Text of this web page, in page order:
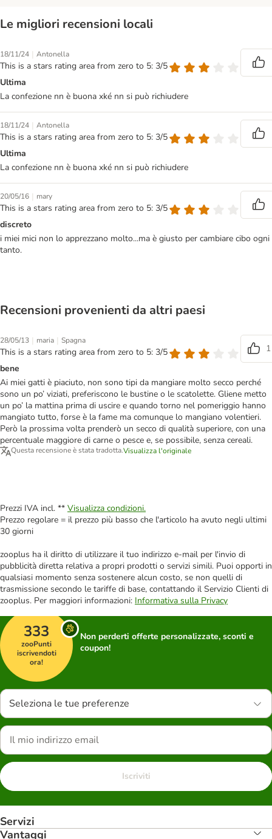
Le migliori recensioni locali
18/11/24 | Antonella
This is a stars rating area from zero to 5: 3/5
Ultima
La confezione nn è buona xké nn si può richiudere
18/11/24 | Antonella
This is a stars rating area from zero to 5: 3/5
Ultima
La confezione nn è buona xké nn si può richiudere
20/05/16 | mary
This is a stars rating area from zero to 5: 3/5
discreto
i miei mici non lo apprezzano molto...ma è giusto per cambiare cibo ogni
tanto.
Recensioni provenienti da altri paesi
28/05/13 | maria | Spagna
This is a stars rating area from zero to 5: 3/5
1
bene
Ai miei gatti è piaciuto, non sono tipi da mangiare molto secco perché
sono un po’ viziati, preferiscono le bustine o le scatolette. Gliene metto
un po’ la mattina prima di uscire e quando torno nel pomeriggio hanno
mangiato tutto, forse è la fame ma comunque lo mangiano volentieri.
Però la prossima volta prenderò un secco di qualità superiore, con una
percentuale maggiore di carne o pesce e, se possibile, senza cereali.
Questa recensione è stata tradotta.Visualizza l'originale
Prezzi IVA incl. ** Visualizza condizioni.
Prezzo regolare = il prezzo più basso che l'articolo ha avuto negli ultimi
30 giorni
zooplus ha il diritto di utilizzare il tuo indirizzo e-mail per l'invio di
pubblicità diretta relativa a propri prodotti o servizi simili. Puoi opporti in
qualsiasi momento senza sostenere alcun costo, se non quelli di
trasmissione secondo le tariffe di base, contattando il Servizio Clienti di
zooplus. Per maggiori informazioni: Informativa sulla Privacy
333
zooPunti
iscrivendoti
ora!
Non perderti offerte personalizzate, sconti e
coupon!
Seleziona le tue preferenze
Iscriviti
Servizi
Vantaggi